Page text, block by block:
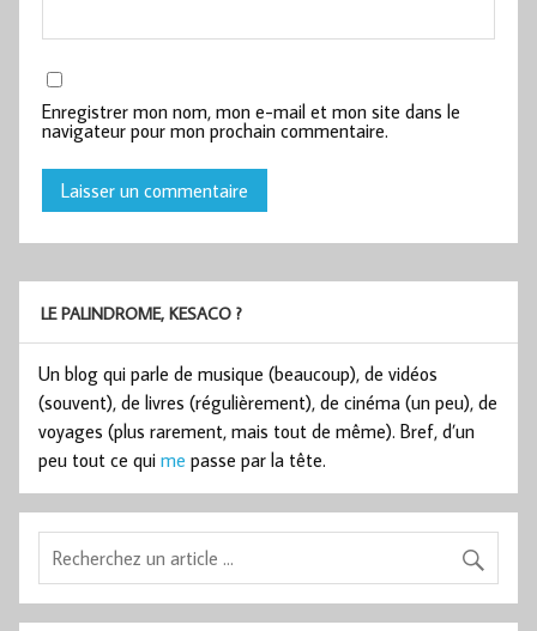
Enregistrer mon nom, mon e-mail et mon site dans le
navigateur pour mon prochain commentaire.
LE PALINDROME, KESACO ?
Un blog qui parle de musique (beaucoup), de vidéos
(souvent), de livres (régulièrement), de cinéma (un peu), de
voyages (plus rarement, mais tout de même). Bref, d’un
peu tout ce qui me passe par la tête.